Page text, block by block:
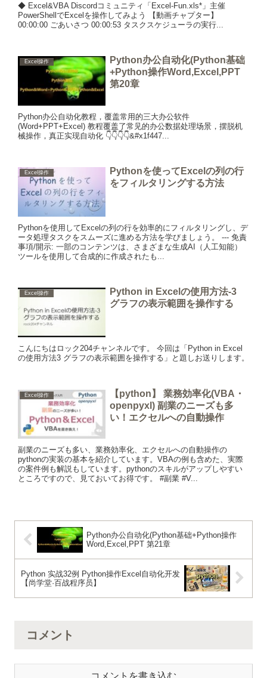
◆ Excel&VBA Discordコミュニティ「Excel-Fun.xls*」主催
PowerShellでExcelを操作してみよう 【動画チャプター】
00:00:00 ごあいさつ 00:00:53 タスクスケジューラの実行...
Excel操作
Python办公自动化(Python基础
+Python操作Word,Excel,PPT
第20章
Python办公自动化教程，覆盖常用的三大办公软件
(Word+PPT+Excel) 教程覆盖了常见的办公数据处理场景，摆脱机
械操作，真正实现自动化 👇👇👇👇&#x1f447...
Excel操作
Pythonを使ってExcelの列の行
をフィルタリングする方法
Pythonを使用してExcelの列の行を効率的にフィルタリングし、デ
ータ処理タスクをスムーズに進める方法を学びましょう。 --- 免責
事項/開示: 一部のコンテンツは、さまざまな生成AI（人工知能）
ツールを使用して合成的に作成されたも...
Excel操作
Python in Excelの使用方法-3
グラフの表示範囲を操作する
こんにちはロック204チャンネルです。 今回は「Python in Excel
の使用方法3 グラフの表示範囲を操作する」と題しお送りします。
Excel操作
【python】 業務効率化(VBA・
openpyxl) 副業のニーズも多
い！エクセルへの自動操作
副業のニーズも多い、業務効率化、エクセルへの自動操作の
pythonの実装の基本を紹介しています。VBAの例も含めた、実際
の案件例も解説もしています。pythonのスキルがアップしやすい
ところですので、見ておいてお得です。 #副業 #V...
Python办公自动化(Python基础+Python操作
Word,Excel,PPT 第21章
Python 实战32例 Python操作Excel自动化开发
【尚学堂·百战程序员】
コメント
コメントを書き込む